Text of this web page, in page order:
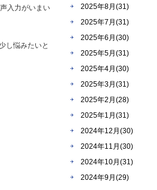
2025年8月(31)
2025年7月(31)
2025年6月(30)
2025年5月(31)
2025年4月(30)
2025年3月(31)
2025年2月(28)
2025年1月(31)
2024年12月(30)
2024年11月(30)
2024年10月(31)
2024年9月(29)
入力がいまい
し悩みたいと